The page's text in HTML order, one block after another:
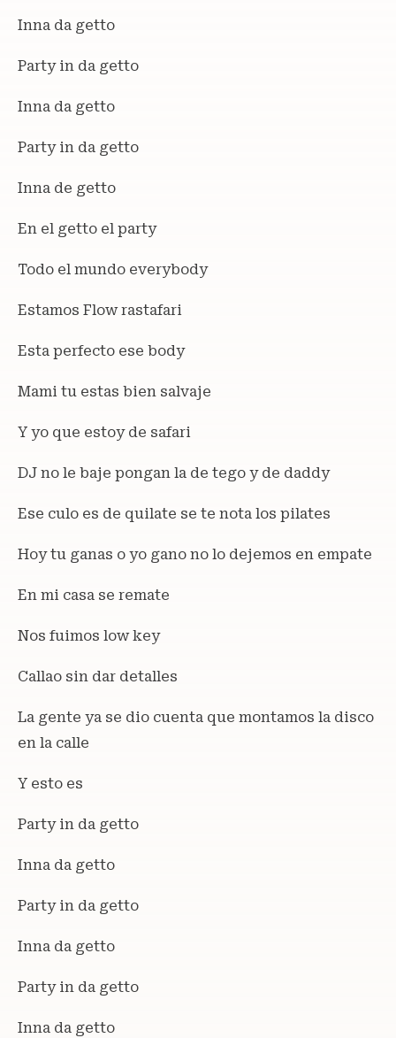
Inna da getto
Party in da getto
Inna da getto
Party in da getto
Inna de getto
En el getto el party
Todo el mundo everybody
Estamos Flow rastafari
Esta perfecto ese body
Mami tu estas bien salvaje
Y yo que estoy de safari
DJ no le baje pongan la de tego y de daddy
Ese culo es de quilate se te nota los pilates
Hoy tu ganas o yo gano no lo dejemos en empate
En mi casa se remate
Nos fuimos low key
Callao sin dar detalles
La gente ya se dio cuenta que montamos la disco
en la calle
Y esto es
Party in da getto
Inna da getto
Party in da getto
Inna da getto
Party in da getto
Inna da getto